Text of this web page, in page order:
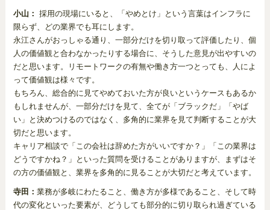
小山： 採用の現場にいると、「やめとけ」という言葉はインフラに
限らず、どの業界でも耳にします。
永江さんがおっしゃる通り、一部分だけを切り取って評価したり、個
人の価値観と合わなかったりする場合に、そうした意見が出やすいの
だと思います。リモートワークの有無や働き方一つとっても、人によ
って価値観は様々です。
もちろん、総合的に見てやめておいた方が良いというケースもあるか
もしれませんが、一部分だけを見て、全てが「ブラックだ」「やば
い」と決めつけるのではなく、多角的に業界を見て判断することが大
切だと思います。
キャリア相談で「この会社は辞めた方がいいですか？」「この業界は
どうですかね？」といった質問を受けることがありますが、まずはそ
の方の価値観と、業界を多角的に見ることが大切だと考えています。
寺田： 業務が多岐にわたること、働き方が多様であること、そして時
代の変化といった要素が、どうしても部分的に切り取られ過ぎている